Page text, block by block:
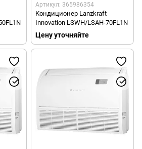
Артикул: 365986354
Кондиционер Lanzkraft
Innovation LSWH/LSAH-70FL1N
Цену уточняйте